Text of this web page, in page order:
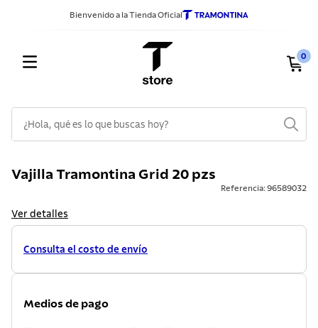
Bienvenido a la Tienda Oficial
0
Vajilla Tramontina Grid 20 pzs
Referencia:96589032
Ver detalles
Consulta el costo de envío
Medios de pago
1.
sarten
3.
cuchillos
4.
cubiertos
5.
lavadero
6.
juego ollas